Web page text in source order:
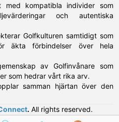
med kompatibla individer som
och autentiska
Golfkulturen samtidigt som
äkta förbindelser över hela
av Golfinvånare som
som hedrar vårt rika arv.
samman hjärtan över den
. All rights reserved.